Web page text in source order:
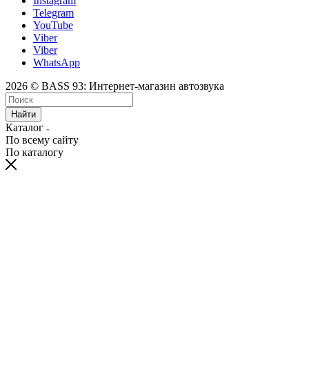
Telegram
YouTube
Viber
Viber
WhatsApp
2026 © BASS 93: Интернет-магазин автозвука
Найти
Каталог
По всему сайту
По каталогу